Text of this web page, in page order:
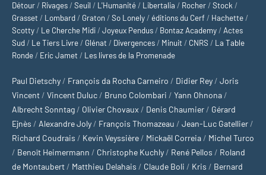
Détour / Rivages /Seuil / L'Humanité / Libertalia / Rocher /Stock /
Grasset / Lombard / Graton /So Lonely /éditions du Cerf / Hachette /
Scotty / Le Cherche Midi /Joyeux Pendus / Bontaz Academy / Actes
Sud / Le Tiers Livre / Glénat / Divergences / Minuit / CNRS / La Table
Ronde / Eric Jamet / Les livres de la Promenade
Paul Dietschy / François da Rocha Carneiro / Didier Rey / Joris
Vincent / Vincent Duluc / Bruno Colombari / Yann Ohnona /
Albrecht Sonntag / Olivier Chovaux / Denis Chaumier / Gérard
Ejnès / Alexandre Joly / François Thomazeau / Jean-Luc Gatellier /
Richard Coudrais / Kevin Veyssière / Mickaël Correia / Michel Turco
/ Benoît Heimermann / Christophe Kuchly / René Pellos / Roland
de Montaubert / Matthieu Delahais / Claude Boli / Kris / Bernard